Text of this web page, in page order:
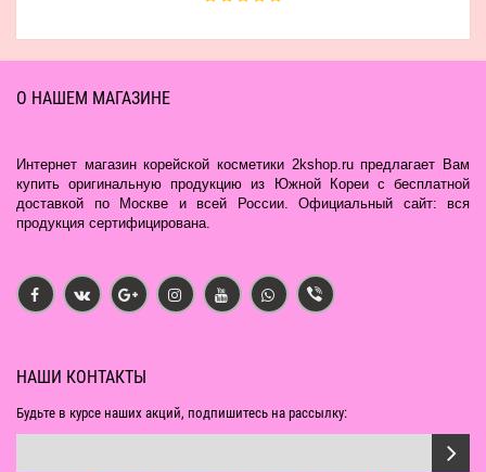
О НАШЕМ МАГАЗИНЕ
Интернет магазин корейской косметики 2kshop.ru предлагает Вам
купить оригинальную продукцию из Южной Кореи с бесплатной
доставкой по Москве и всей России. Официальный сайт: вся
продукция сертифицирована.
НАШИ КОНТАКТЫ
Будьте в курсе наших акций, подпишитесь на рассылку: